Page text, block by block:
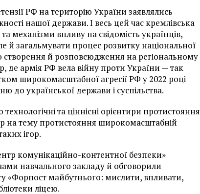
РФ на територію України заявлялись
нашої держави. І весь цей час кремлівська
механізми впливу на свідомість українців,
й загальмувати процес розвитку національної
створення й розповсюдження на регіональному
де армія РФ вела війну проти України — так
широкомасштабної агресії РФ у 2022 році
до української держави і суспільства.
та ціннісні орієнтири протистояння
на тему протистояння широкомасштабній
ігор.
комунікаційно-контентної безпеки»
навчального закладу й обговорили
«Форпост майбутнього: мислити, впливати,
ліцею.